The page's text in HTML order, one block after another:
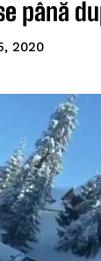
până
2020